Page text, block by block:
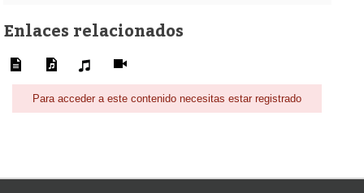
Enlaces relacionados
Para acceder a este contenido necesitas estar registrado